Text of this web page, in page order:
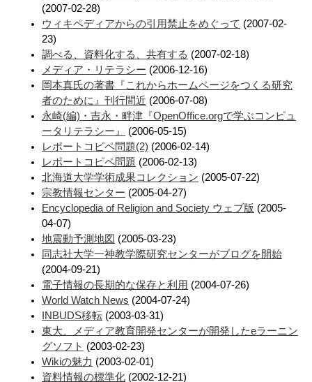
(2007-02-28)
ウィキペディアからの引用禁止をめぐって (2007-02-
23)
調べる、資料化する、共有する (2007-02-18)
メディア・リテラシー (2006-12-16)
岡本真氏の著書『これからホームページをつくる研究
者のために』刊行間近 (2006-07-08)
永崎(編)・吉永・畔津『OpenOffice.orgで学ぶコンピュ
ータリテラシー』
(2006-05-15)
レポートコピペ問題(2) (2006-02-14)
レポートコピペ問題 (2006-02-13)
北海道大学学術成果コレクション (2005-07-22)
宗教情報センター (2005-04-27)
Encyclopedia of Religion and Society ウェブ版 (2005-
04-07)
地震動予測地図 (2005-03-23)
同志社大学一神教学際研究センターがブログを開始
(2004-09-21)
電子情報の長期的な保存と利用 (2004-07-26)
World Watch News (2004-07-24)
INBUDS移転 (2003-03-31)
東大、メディア教育開発センターが開発したeラーニン
グソフト (2003-02-23)
Wikiの魅力 (2003-02-01)
資料情報の標準化 (2002-12-21)